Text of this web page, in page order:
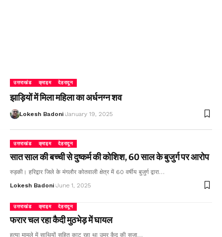
उत्तराखंड क्राइम देहरादून
झाड़ियों में मिला महिला का अर्धनग्न शव
Lokesh Badoni January 19, 2025
उत्तराखंड क्राइम देहरादून
सात साल की बच्ची से दुष्कर्म की कोशिश, 60 साल के बुजुर्ग पर आरोप
रुड़की। हरिद्वार जिले के मंगलौर कोतवाली क्षेत्र में 60 वर्षीय बुजुर्ग द्वारा…
Lokesh Badoni June 1, 2025
उत्तराखंड क्राइम देहरादून
फरार चल रहा कैदी मुठभेड़ में घायल
हत्या मामले में साथियों सहित काट रहा था उम्र कैद की सजा…